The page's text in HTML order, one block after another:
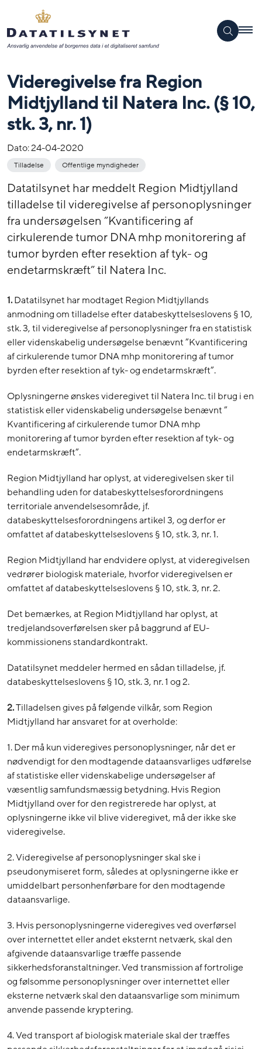
Videregivelse fra Region
Midtjylland til Natera Inc. (§ 10,
stk. 3, nr. 1)
Dato:24-04-2020
Tilladelse Offentlige myndigheder
Datatilsynet har meddelt Region Midtjylland
tilladelse til videregivelse af personoplysninger
fra undersøgelsen ”Kvantificering af
cirkulerende tumor DNA mhp monitorering af
tumor byrden efter resektion af tyk- og
endetarmskræft” til Natera Inc.
1.Datatilsynet har modtaget Region Midtjyllands
anmodning om tilladelse efter databeskyttelseslovens § 10,
stk. 3, til videregivelse af personoplysninger fra en statistisk
eller videnskabelig undersøgelse benævnt ”Kvantificering
af cirkulerende tumor DNA mhp monitorering af tumor
byrden efter resektion af tyk- og endetarmskræft”.
Oplysningerne ønskes videregivet til Natera Inc. til brug i en
statistisk eller videnskabelig undersøgelse benævnt ”
Kvantificering af cirkulerende tumor DNA mhp
monitorering af tumor byrden efter resektion af tyk- og
endetarmskræft”.
Region Midtjylland har oplyst, at videregivelsen sker til
behandling uden for databeskyttelsesforordningens
territoriale anvendelsesområde, jf.
databeskyttelsesforordningens artikel 3, og derfor er
omfattet af databeskyttelseslovens § 10, stk. 3, nr. 1.
Region Midtjylland har endvidere oplyst, at videregivelsen
vedrører biologisk materiale, hvorfor videregivelsen er
omfattet af databeskyttelseslovens § 10, stk. 3, nr. 2.
Det bemærkes, at Region Midtjylland har oplyst, at
tredjelandsoverførelsen sker på baggrund af EU-
kommissionens standardkontrakt.
Datatilsynet meddeler hermed en sådan tilladelse, jf.
databeskyttelseslovens § 10, stk. 3, nr. 1 og 2.
2.Tilladelsen gives på følgende vilkår, som Region
Midtjylland har ansvaret for at overholde:
1. Der må kun videregives personoplysninger, når det er
nødvendigt for den modtagende dataansvarliges udførelse
af statistiske eller videnskabelige undersøgelser af
væsentlig samfundsmæssig betydning. Hvis Region
Midtjylland over for den registrerede har oplyst, at
oplysningerne ikke vil blive videregivet, må der ikke ske
videregivelse.
2. Videregivelse af personoplysninger skal ske i
pseudonymiseret form, således at oplysningerne ikke er
umiddelbart personhenførbare for den modtagende
dataansvarlige.
3. Hvis personoplysningerne videregives ved overførsel
over internettet eller andet eksternt netværk, skal den
afgivende dataansvarlige træffe passende
sikkerhedsforanstaltninger. Ved transmission af fortrolige
og følsomme personoplysninger over internettet eller
eksterne netværk skal den dataansvarlige som minimum
anvende passende kryptering.
4. Ved transport af biologisk materiale skal der træffes